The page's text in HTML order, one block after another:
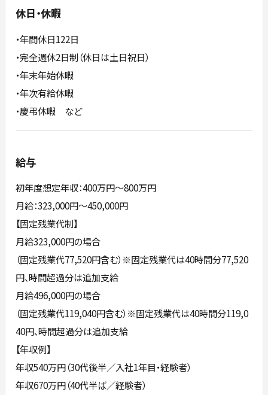
休日・休暇
・年間休日122日
・完全週休2日制（休日は土日祝日）
・年末年始休暇
・年次有給休暇
・慶弔休暇 など
給与
初年度想定年収：400万円〜800万円
月給：323,000円～450,000円
【固定残業代制】
月給323,000円の場合
（固定残業代77,520円含む）※固定残業代は40時間分77,520
円、時間超過分は追加支給
月給496,000円の場合
（固定残業代119,040円含む）※固定残業代は40時間分119,0
40円、時間超過分は追加支給
【年収例】
年収540万円（30代後半／入社1年目・経験者）
年収670万円（40代半ば／経験者）